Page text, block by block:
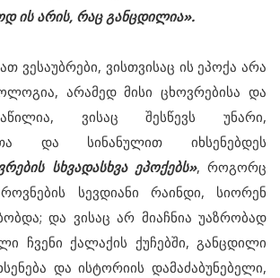
ის არის, რაც განცდილია».
ვესაუბრები, ვისთვისაც ის ეპოქა არა
არამედ მისი ცხოვრებისა და
ვისაც შესწევს უნარი,
და სინანულით იხსენებდეს
სხვადასხვა ეპოქებს», როგორც
სევდიანი რაინდი, სიორენ
და ვისაც არ მიაჩნია უაზრობად
ჩვენი ქალაქის ქუჩებში, განცდილი
და ისტორიის დამაძაბუნებელი,